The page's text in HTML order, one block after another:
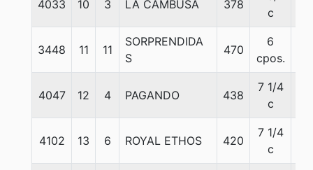
4033 10 3 LA CAMBUSA 378
c
3448 11 11
SORPRENDIDA
S
470
6
cpos.
4047 12 4 PAGANDO 438
7 1/4
c
4102 13 6 ROYAL ETHOS 420
7 1/4
c